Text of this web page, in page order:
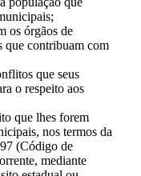
os órgãos de
que contribuam com
que seus
o respeito aos
que lhes forem
nos termos da
(Código de
mediante